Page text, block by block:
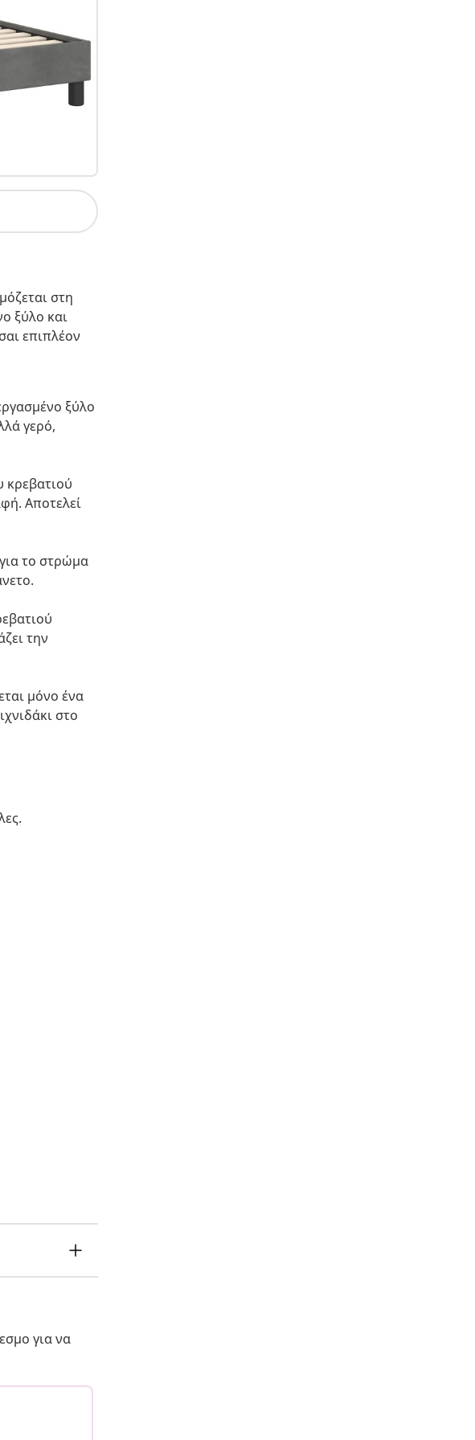
στη
ξύλο και
επιπλέον
ξύλο
γερό,
κρεβατιού
Αποτελεί
το στρώμα
την
μόνο ένα
στο
για να